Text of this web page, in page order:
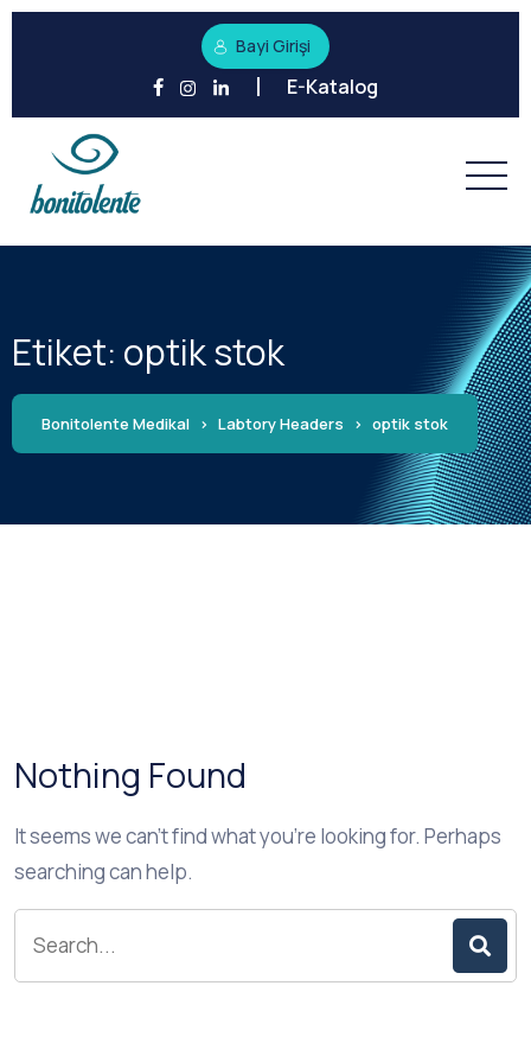
Bayi Girişi
E-Katalog
Etiket: optik stok
Bonitolente Medikal > Labtory Headers > optik stok
Nothing Found
It seems we can’t find what you’re looking for. Perhaps
searching can help.